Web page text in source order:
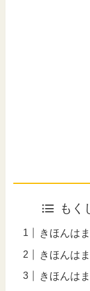
もく
きほんは
きほんは
きほんは